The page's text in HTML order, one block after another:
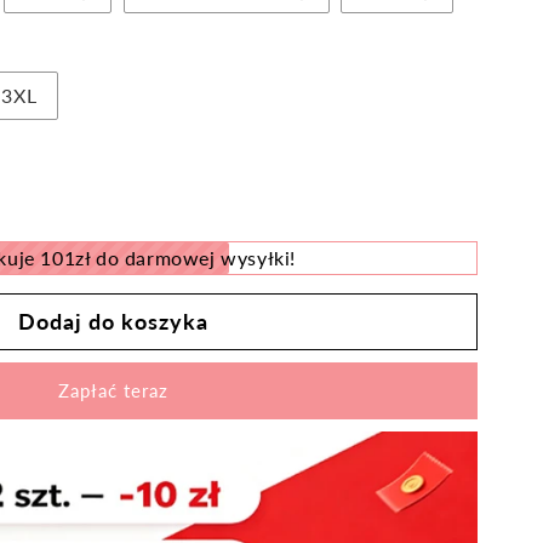
3XL
101zł do darmowej wysyłki!
Dodaj do koszyka
Zapłać teraz